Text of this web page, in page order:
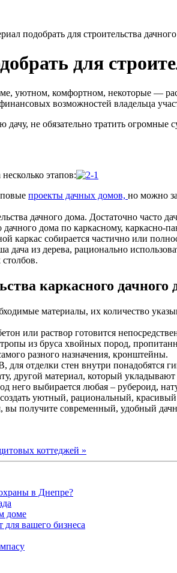
подобрать для строительства
для
уютном, комфортном, некоторые —
возможностей владельца
дачу, не обязательно тратить
этапов:
проекты дачных домов, но можно
дачного дома. Достаточно часто
дома по каркасному, каркасно-
каркас собирается частично или
дача из дерева, рационально
каркасного дачного
материалы, их количество
или раствор готовится
из бруса хвойных пород,
разного назначения, кронштейны.
отделки стен внутри понадобятся
другой материал, который
него выбирается любая – рубероид,
уютный, рациональный,
вы получите современный, удобный
коттеджей »
в Днепре?
доме
вашего бизнеса